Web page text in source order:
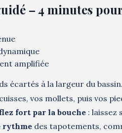
– 4 minutes
amplifiée
écartés à la largeur du
vos mollets, puis vos
fort par la bouche : laissez
rythme des tapotements,